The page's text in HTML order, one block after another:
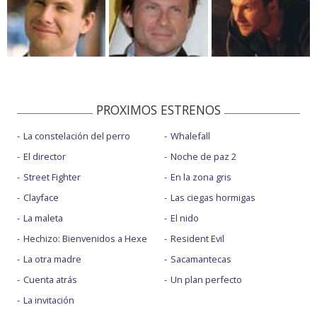
PROXIMOS ESTRENOS
La constelación del perro
El director
Street Fighter
Clayface
La maleta
Hechizo: Bienvenidos a Hexe
La otra madre
Cuenta atrás
La invitación
Whalefall
Noche de paz 2
En la zona gris
Las ciegas hormigas
El nido
Resident Evil
Sacamantecas
Un plan perfecto